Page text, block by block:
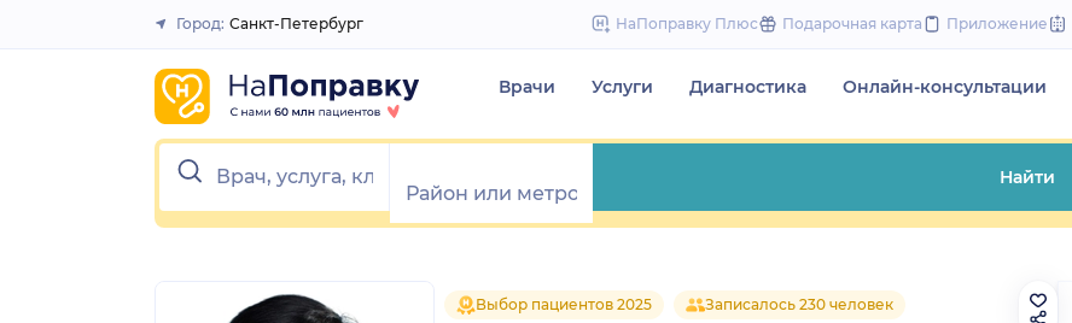
to
Закрыть
Город: Санкт-Петербург НаПоправку Плюс Подарочная карта Приложение
Врачи Услуги Диагностика Онлайн-консультации
Найти
Выбор пациентов 2025 Записалось 230 человек